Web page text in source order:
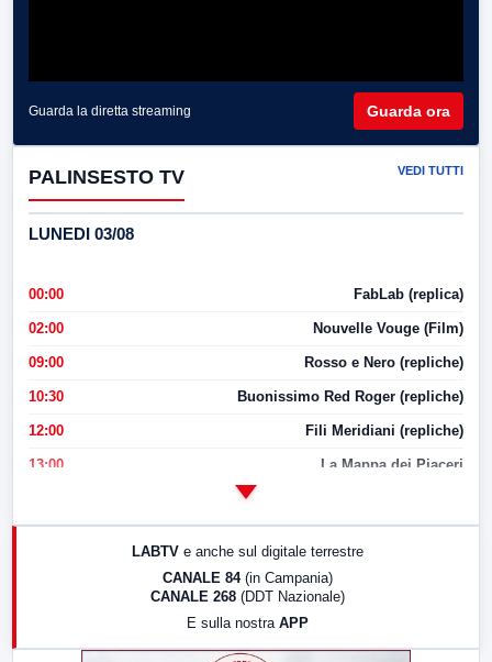
Guarda la diretta streaming Guarda ora
PALINSESTO TV VEDI TUTTI
LUNEDI 03/08
00:00 FabLab (replica)
02:00 Nouvelle Vouge (Film)
09:00 Rosso e Nero (repliche)
10:30 Buonissimo Red Roger (repliche)
12:00 Fili Meridiani (repliche)
13:00 La Mappa dei Piaceri
17:00 LabNews (replica)
LABTV e anche sul digitale terrestre
CANALE 84 (in Campania)
CANALE 268 (DDT Nazionale)
E sulla nostra APP